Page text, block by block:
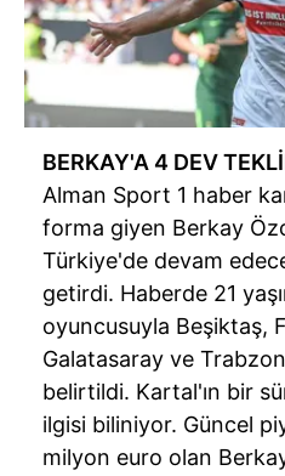
BERKAY'A 4 DEV
Alman Sport 1 haber
forma giyen Berkay
Türkiye'de devam
getirdi. Haberde 21
oyuncusuyla Beşiktaş,
Galatasaray ve
belirtildi. Kartal'ın bir
ilgisi biliniyor. Güncel
milyon euro olan